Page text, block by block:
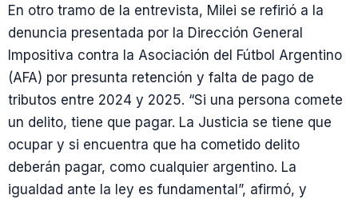
En otro tramo de la entrevista, Milei se refirió a la
denuncia presentada por la Dirección General
Impositiva contra la Asociación del Fútbol Argentino
(AFA) por presunta retención y falta de pago de
tributos entre 2024 y 2025. “Si una persona comete
un delito, tiene que pagar. La Justicia se tiene que
ocupar y si encuentra que ha cometido delito
deberán pagar, como cualquier argentino. La
igualdad ante la ley es fundamental”, afirmó, y